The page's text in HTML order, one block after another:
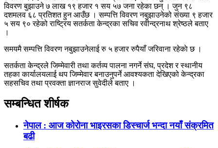
विवरण बुझाउने ७ लाख १९ हजार १ सय ५७ जना रहेका छन् । जुन ९८
दशमलव ६८ प्रतिशत हुन आउँछ । सम्पत्ति विवरण नबुझाउनेको संख्या ९ हजार
५ सय ९० रहेको राष्ट्रिय सतर्कता केन्द्रका सचिव रवीन्द्रनाथ श्रेष्ठले बताए
।
समयमै सम्पत्ति विवरण नबुझाउनेलाई रु ५ हजार रुपैयाँ जरिवाना रहेकाे छ ।
सतर्कता केन्द्रले जिम्मेवारी तथा कर्तव्य पालना नगर्ने संघ, प्रदेश र स्थानीय
तहका कार्यालयलाई थप जिम्मेवार बनाउनुपर्ने आवश्यकता देखिएको केन्द्रका
सहसचिव तथा प्रवक्ता ज्ञानराज सुवेदीले बताए ।
सम्बन्धित शीर्षक
नेपाल : आज कोरोना भाइरसका डिस्चार्ज भन्दा नयाँ संक्रमित
बढी